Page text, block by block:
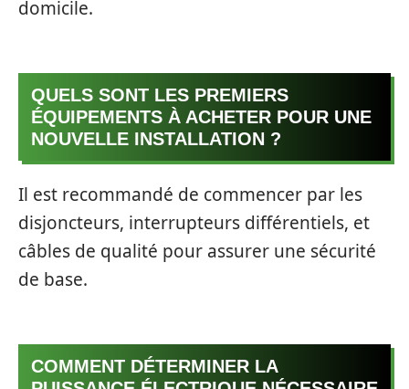
domicile.
QUELS SONT LES PREMIERS
ÉQUIPEMENTS À ACHETER POUR UNE
NOUVELLE INSTALLATION ?
Il est recommandé de commencer par les
disjoncteurs, interrupteurs différentiels, et
câbles de qualité pour assurer une sécurité
de base.
COMMENT DÉTERMINER LA